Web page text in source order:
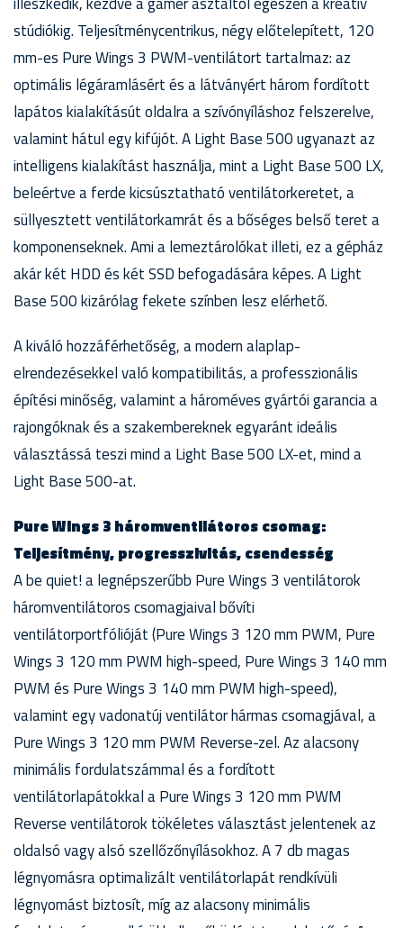
stúdiókig. Teljesítménycentrikus, négy előtelepített, 120
mm-es Pure Wings 3 PWM-ventilátort tartalmaz: az
optimális légáramlásért és a látványért három fordított
lapátos kialakításút oldalra a szívónyíláshoz felszerelve,
valamint hátul egy kifújót. A Light Base 500 ugyanazt az
intelligens kialakítást használja, mint a Light Base 500 LX,
beleértve a ferde kicsúsztatható ventilátorkeretet, a
süllyesztett ventilátorkamrát és a bőséges belső teret a
komponenseknek. Ami a lemeztárolókat illeti, ez a gépház
akár két HDD és két SSD befogadására képes. A Light
Base 500 kizárólag fekete színben lesz elérhető.
A kiváló hozzáférhetőség, a modern alaplap-
elrendezésekkel való kompatibilitás, a professzionális
építési minőség, valamint a hároméves gyártói garancia a
rajongóknak és a szakembereknek egyaránt ideális
választássá teszi mind a Light Base 500 LX-et, mind a
Light Base 500-at.
Pure Wings 3 háromventilátoros csomag:
Teljesítmény, progresszivitás, csendesség
A be quiet! a legnépszerűbb Pure Wings 3 ventilátorok
háromventilátoros csomagjaival bővíti
ventilátorportfólióját (Pure Wings 3 120 mm PWM, Pure
Wings 3 120 mm PWM high-speed, Pure Wings 3 140 mm
PWM és Pure Wings 3 140 mm PWM high-speed),
valamint egy vadonatúj ventilátor hármas csomagjával, a
Pure Wings 3 120 mm PWM Reverse-zel. Az alacsony
minimális fordulatszámmal és a fordított
ventilátorlapátokkal a Pure Wings 3 120 mm PWM
Reverse ventilátorok tökéletes választást jelentenek az
oldalsó vagy alsó szellőzőnyílásokhoz. A 7 db magas
légnyomásra optimalizált ventilátorlapát rendkívüli
légnyomást biztosít, míg az alacsony minimális